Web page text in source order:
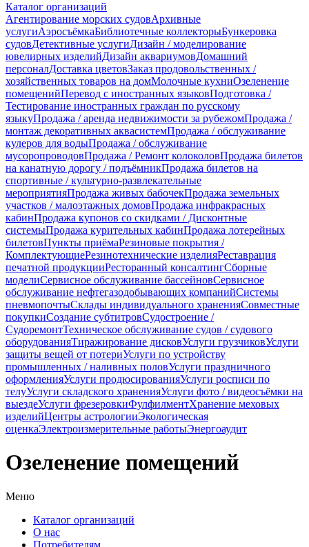
Каталог организаций
Агентирование морских судовАрхивные
услугиАэросъёмкаБиблиотечные коллекторыБункеровка
судовДетективные услугиДизайн / моделирование
ювелирных изделийДизайн аквариумовДомашний
персоналДоставка цветовЗаказ продовольственных /
хозяйственных товаров на домМолочные кухниОзеленение
помещенийПеревод с иностранных языковПодготовка /
Тестирование иностранных граждан по русскому
языкуПродажа / аренда недвижимости за рубежомПродажа /
монтаж декоративных аквасистемПродажа / обслуживание
кулеров для водыПродажа / обслуживание
мусоропроводовПродажа / Ремонт колоколовПродажа билетов
на канатную дорогу / подъёмникПродажа билетов на
спортивные / культурно-развлекательные
мероприятияПродажа живых бабочекПродажа земельных
участков / малоэтажных домовПродажа инфракрасных
кабинПродажа купонов со скидками / Дисконтные
системыПродажа курительных кабинПродажа лотерейных
билетовПункты приёмаРезиновые покрытия /
КомплектующиеРезинотехнические изделияРеставрация
печатной продукцииРесторанный консалтингСборные
моделиСервисное обслуживание бассейновСервисное
обслуживание нефтегазодобывающих компанийСистемы
пневмопочтыСклады индивидуального храненияСовместные
покупкиСоздание субтитровСудостроение /
СудоремонтТехническое обслуживание судов / судового
оборудованияТиражирование дисковУслуги грузчиковУслуги
защиты вещей от потериУслуги по устройству
промышленных / наливных половУслуги праздничного
оформленияУслуги продюсированияУслуги росписи по
телуУслуги складского храненияУслуги фото / видеосъёмки на
выездеУслуги фрезеровкиФулфилментХранение меховых
изделийЦентры астрологииЭкологическая
оценкаЭлектроизмерительные работыЭнергоаудит
Озеленение помещений
Меню
Каталог организаций
О нас
Потребителям